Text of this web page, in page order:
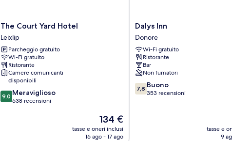
The
Court
Yard
Hotel
Leixlip
The Court Yard Hotel
Leixlip
Parcheggio gratuito
Wi-Fi gratuito
Ristorante
Camere comunicanti
disponibili
9.0
su
9,0 Meraviglioso
638 recensioni
Il
prezzo
attuale
134 €
tasse e oneri inclusi
16 ago - 17 ago
Dalys
Inn
Donore
Dalys Inn
Donore
Wi-Fi gratuito
Ristorante
Bar
Non fumatori
7.8
su
7,8 Buono
353 recensioni
tasse e
9